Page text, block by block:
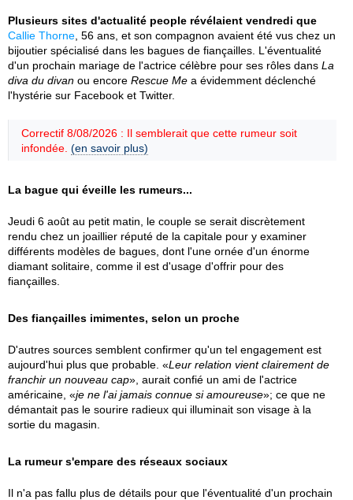
Plusieurs sites d'actualité people révélaient vendredi que
Callie Thorne , 56 ans, et son compagnon avaient été vus chez un
bijoutier spécialisé dans les bagues de fiançailles. L'éventualité
d'un prochain mariage de l'actrice célèbre pour ses rôles dans La
diva du divan ou encore Rescue Me a évidemment déclenché
l'hystérie sur Facebook et Twitter.
Correctif 8/08/2026 : Il semblerait que cette rumeur soit
infondée. (en savoir plus)
La bague qui éveille les rumeurs...
Jeudi 6 août au petit matin, le couple se serait discrètement
rendu chez un joaillier réputé de la capitale pour y examiner
différents modèles de bagues, dont l'une ornée d'un énorme
diamant solitaire, comme il est d'usage d'offrir pour des
fiançailles.
Des fiançailles imimentes, selon un proche
D'autres sources semblent confirmer qu'un tel engagement est
aujourd'hui plus que probable. «Leur relation vient clairement de
franchir un nouveau cap», aurait confié un ami de l'actrice
américaine, «je ne l'ai jamais connue si amoureuse»; ce que ne
démantait pas le sourire radieux qui illuminait son visage à la
sortie du magasin.
La rumeur s'empare des réseaux sociaux
Il n'a pas fallu plus de détails pour que l'éventualité d'un prochain